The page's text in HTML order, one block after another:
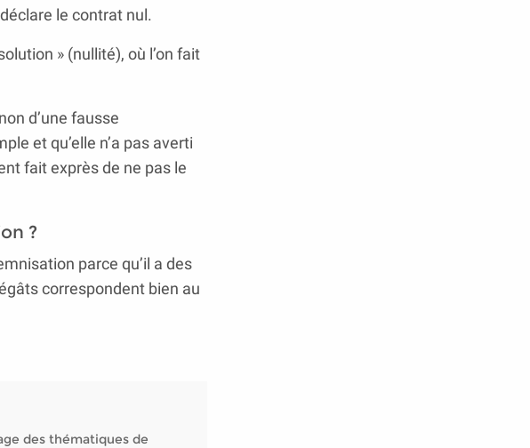
le contrat nul.
» (nullité), où l’on fait
d’une fausse
et qu’elle n’a pas averti
fait exprès de ne pas le
?
parce qu’il a des
correspondent bien au
des thématiques de